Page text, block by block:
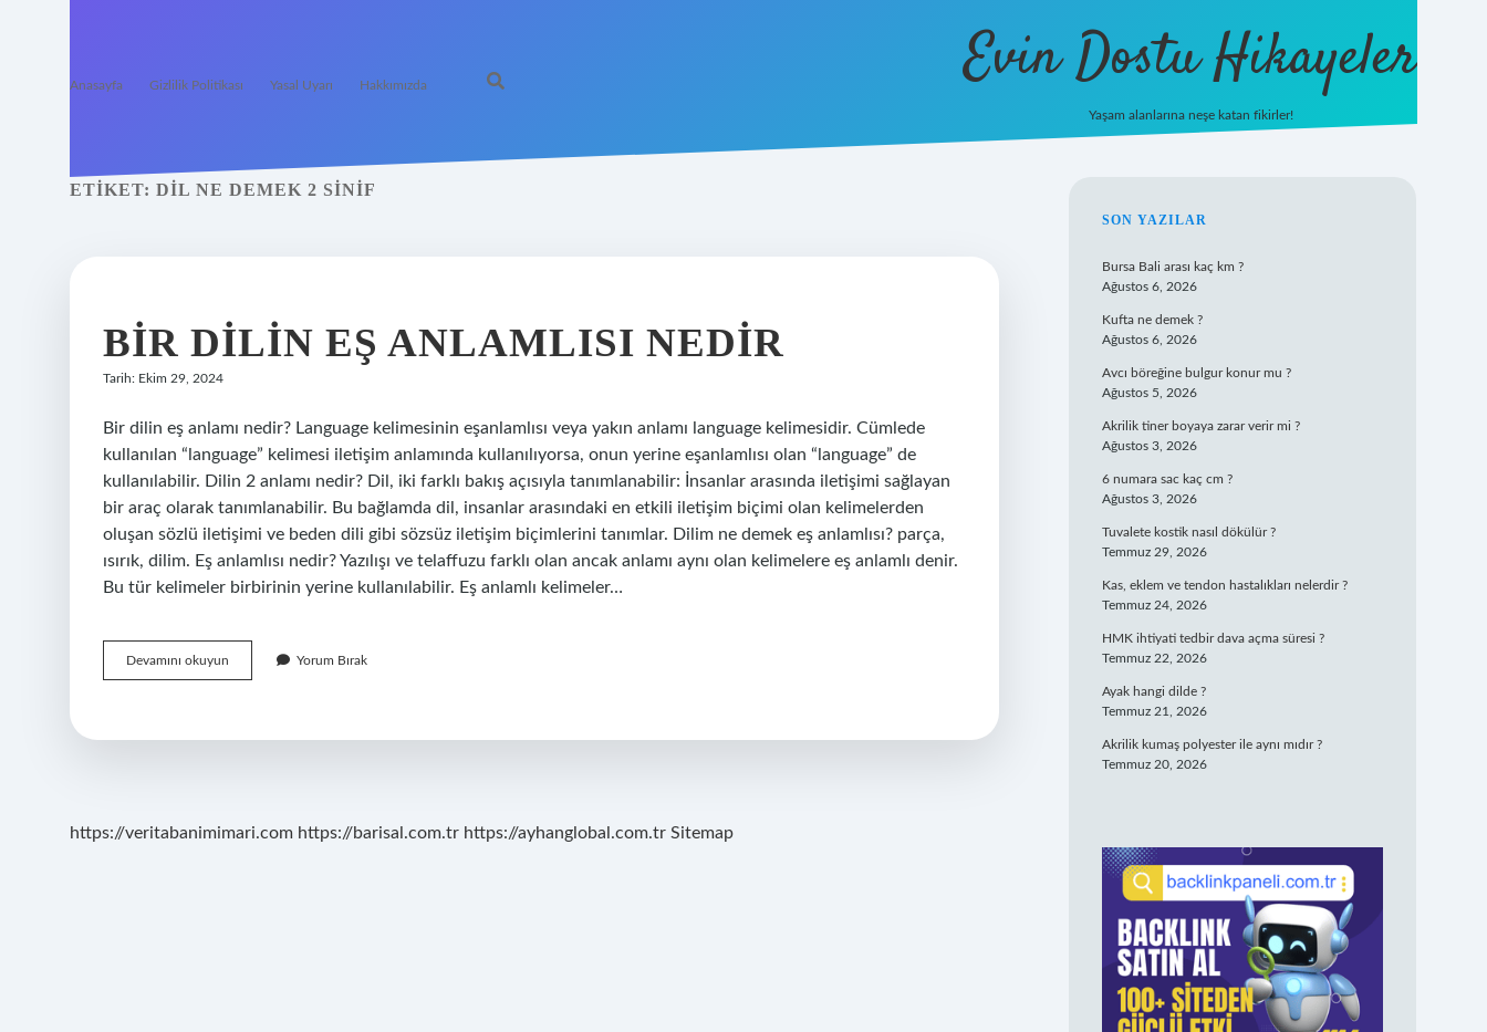
Anasayfa Gizlilik Politikası Yasal Uyarı Hakkımızda Evin Dostu Hikayeler
Yaşam alanlarına neşe katan fikirler!
ETIKET: DIL NE DEMEK 2 SINIF
BIR DILIN EŞ ANLAMLISI NEDIR
Tarih: Ekim 29, 2024
Bir dilin eş anlamı nedir? Language kelimesinin eşanlamlısı veya yakın anlamı language kelimesidir. Cümlede
kullanılan “language” kelimesi iletişim anlamında kullanılıyorsa, onun yerine eşanlamlısı olan “language” de
kullanılabilir. Dilin 2 anlamı nedir? Dil, iki farklı bakış açısıyla tanımlanabilir: İnsanlar arasında iletişimi sağlayan
bir araç olarak tanımlanabilir. Bu bağlamda dil, insanlar arasındaki en etkili iletişim biçimi olan kelimelerden
oluşan sözlü iletişimi ve beden dili gibi sözsüz iletişim biçimlerini tanımlar. Dilim ne demek eş anlamlısı? parça,
ısırık, dilim. Eş anlamlısı nedir? Yazılışı ve telaffuzu farklı olan ancak anlamı aynı olan kelimelere eş anlamlı denir.
Bu tür kelimeler birbirinin yerine kullanılabilir. Eş anlamlı kelimeler…
Devamını okuyun
Dilin
Nedir
Yorum Bırak
https://veritabanimimari.com https://barisal.com.tr https://ayhanglobal.com.tr Sitemap
SIDEBAR
SON YAZILAR
Bursa Bali arası kaç km ?
Ağustos 6, 2026
Kufta ne demek ?
Ağustos 6, 2026
Avcı böreğine bulgur konur mu ?
Ağustos 5, 2026
Akrilik tiner boyaya zarar verir mi ?
Ağustos 3, 2026
6 numara sac kaç cm ?
Ağustos 3, 2026
Tuvalete kostik nasıl dökülür ?
Temmuz 29, 2026
Kas, eklem ve tendon hastalıkları nelerdir ?
Temmuz 24, 2026
HMK ihtiyati tedbir dava açma süresi ?
Temmuz 22, 2026
Ayak hangi dilde ?
Temmuz 21, 2026
Akrilik kumaş polyester ile aynı mıdır ?
Temmuz 20, 2026